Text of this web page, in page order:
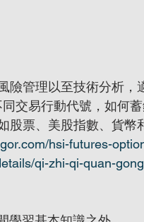
險管理以至技術分析
交易行動代號，如何
票、美股指數、貨幣
hsi-futures-
qi-zhi-qi-quan-